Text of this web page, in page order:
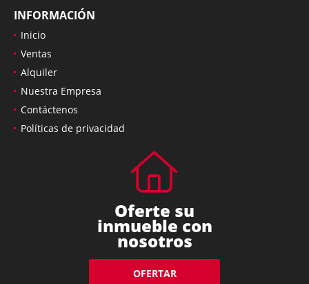
INFORMACIÓN
Inicio
Ventas
Alquiler
Nuestra Empresa
Contáctenos
Políticas de privacidad
Oferte su
inmueble con
nosotros
OFERTAR